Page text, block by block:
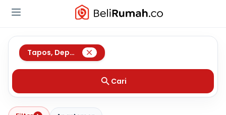
Tapos, Depok
Cari